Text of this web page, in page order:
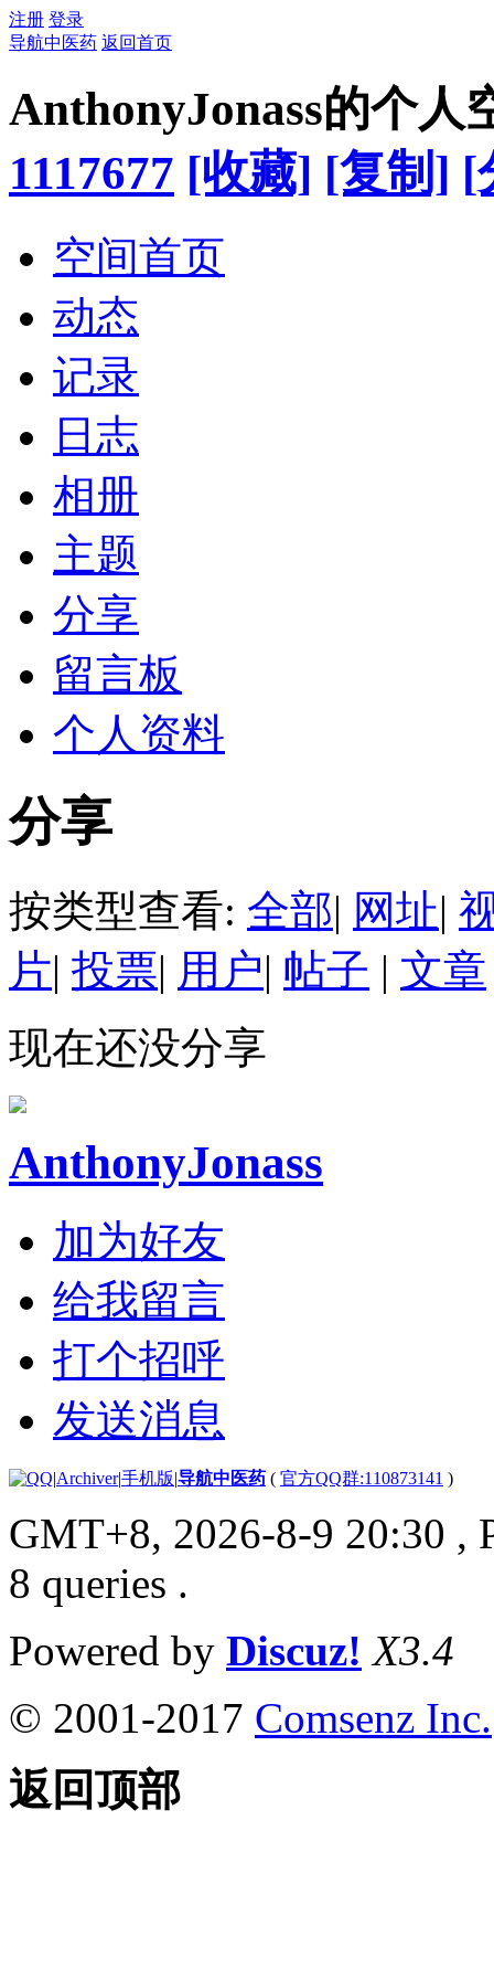
注册 登录
导航中医药 返回首页
AnthonyJonass的个人
1117677 [收藏] [复制] [
空间首页
动态
记录
日志
相册
主题
分享
留言板
个人资料
分享
按类型查看: 全部| 网址|
片| 投票| 用户| 帖子 | 文章
现在还没分享
AnthonyJonass
加为好友
给我留言
打个招呼
发送消息
|Archiver|手机版|导航中医药 ( 官方QQ群:110873141 )
GMT+8, 2026-8-9 20:30 ,
8 queries .
Powered by Discuz! X3.4
© 2001-2017 Comsenz Inc.
返回顶部